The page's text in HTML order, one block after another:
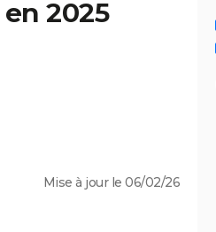
2025
Mise à jour le 06/02/26